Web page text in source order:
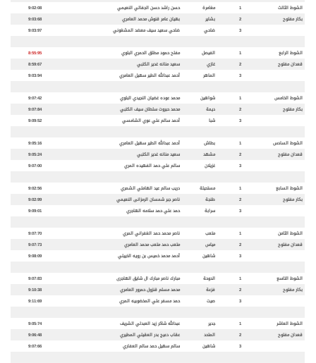
الشوط الثالث 1 مغامرة حسن راشد حسن الجفالي النعيمي
9:02:08
بكار مفتوح
2 بشاير بهيان عامر قنوش محمد العامري
9:03:68
3
ضاحي ضاحي سعيد سيف معضد المشغوني 9:03:97
الشوط الرابع 1 الفيصل مفلح حمود مطلق الحمري البلوي
8:55:95
قعدان مفتوح
2 غازي سعيد منانه غدير الكتبي
8:59:67
3
الماهر أحمد عبدالله الطير سهيل العامري 9:03:94
الشوط الخامس 1 شواهين محمد عوده غضيان النجيدي البلوي
9:07:42
بكار مفتوح
2 ديمة محمد حبروت سلطان سيف الكتبي
9:07:84
3
شبا أحمد سالم علي عوي الشامسي 9:09:52
الشوط السادس 1 بطاش أحمد عبدالله الطير سهيل العامري
9:05:16
قعدان مفتوح
2 مشهد سعيد منانه غدير الكتبي
9:05:24
3
غزيلان سالم علي حمد الفهيده المري 9:07:00
الشوط السابع 1 مستحيلة دريب سالم عيد الهاملي الشمري
9:02:56
بكار مفتوح
2 طنجة ناصر جبر شمسان الرمزانى النعيمي
9:02:99
3
سرابة حمد علي حمد سلامه الهاجري 9:09:01
الشوط الثامن 1 متعب ناصر محمد حمد الغفراني المري
9:07:70
قعدان مفتوح
2 مياس متعب حمد متعب محمد العامري
9:07:73
3
شاهين أحمد محمد خميس بن رويه الخييلي 9:08:09
الشوط التاسع 1 الدوحة مبارك ناصر مبارك ال شايق الهاجرى
9:07:83
بكار مفتوح
2 فزعة محمد مسلم قنزول حمرور العامري
9:10:38
3
صيت حمد مسفر علي المخضوبيه المري 9:11:69
الشوط العاشر 1 جدير عبدالله شاكر زيد العبدلي الشريف
9:05:74
قعدان مفتوح
2 المتحد عقاب دعيج بدر العقيلي المطيري
9:06:48
3
شاهين سالم سهيل حمد سالم العفاري 9:07:66